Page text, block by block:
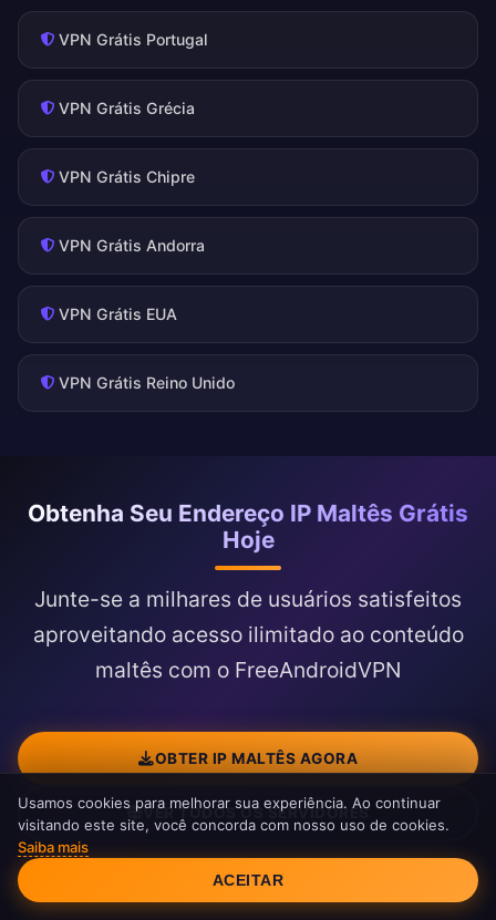
VPN Grátis Portugal
VPN Grátis Grécia
VPN Grátis Chipre
VPN Grátis Andorra
VPN Grátis EUA
VPN Grátis Reino Unido
Obtenha Seu Endereço IP Maltês Grátis
Hoje
Junte-se a milhares de usuários satisfeitos
aproveitando acesso ilimitado ao conteúdo
maltês com o FreeAndroidVPN
OBTER IP MALTÊS AGORA
VER TODOS OS SERVIDORES
Consentimento de Cookies
Usamos cookies para melhorar sua experiência. Ao continuar
visitando este site, você concorda com nosso uso de cookies.
Saiba mais
ACEITAR